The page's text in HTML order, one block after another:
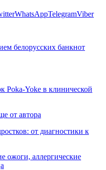
WhatsAppTelegramViber
белорусских банкнот
Рokа-Yokе в клинической
от автора
от диагностики к
ожоги, аллергические